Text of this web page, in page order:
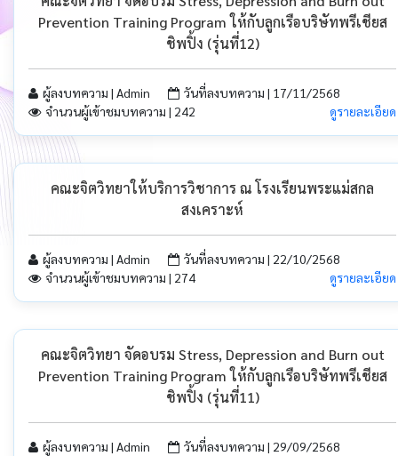
Prevention Training Program ให้กับลูกเรือบริษัทพรีเชียส
ชิพปิ้ง (รุ่นที่12)
ผู้ลงบทความ | Admin
วันที่ลงบทความ | 17/11/2568
จำนวนผู้เข้าชมบทความ | 242
ดูรายละเอียด
คณะจิตวิทยาให้บริการวิชาการ ณ โรงเรียนพระแม่สกล
สงเคราะห์
ผู้ลงบทความ | Admin
วันที่ลงบทความ | 22/10/2568
จำนวนผู้เข้าชมบทความ | 274
ดูรายละเอียด
คณะจิตวิทยา จัดอบรม Stress, Depression and Burn out
Prevention Training Program ให้กับลูกเรือบริษัทพรีเชียส
ชิพปิ้ง (รุ่นที่11)
ผู้ลงบทความ | Admin
วันที่ลงบทความ | 29/09/2568